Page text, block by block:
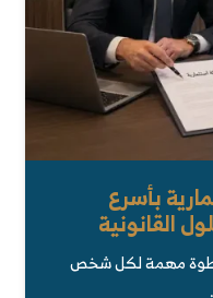
بأسرع
القانونية
مهمة لكل شخص